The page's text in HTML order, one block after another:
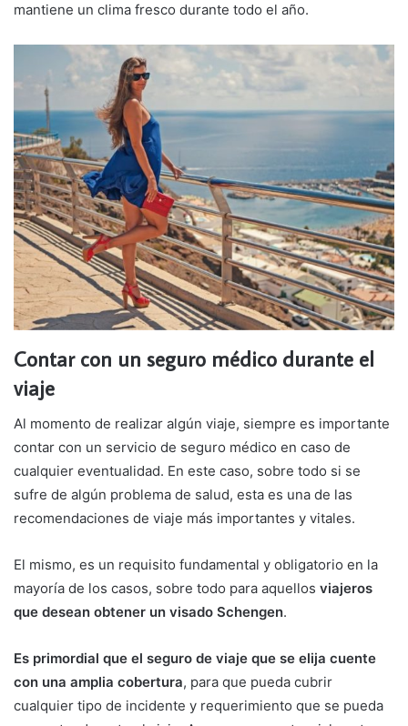
mantiene un clima fresco durante todo el año.
Contar con un seguro médico durante el
viaje
Al momento de realizar algún viaje, siempre es importante
contar con un servicio de seguro médico en caso de
cualquier eventualidad. En este caso, sobre todo si se
sufre de algún problema de salud, esta es una de las
recomendaciones de viaje más importantes y vitales.
El mismo, es un requisito fundamental y obligatorio en la
mayoría de los casos, sobre todo para aquellos viajeros
que desean obtener un visado Schengen.
Es primordial que el seguro de viaje que se elija cuente
con una amplia cobertura, para que pueda cubrir
cualquier tipo de incidente y requerimiento que se pueda